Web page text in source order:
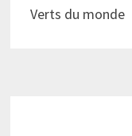
Verts du monde